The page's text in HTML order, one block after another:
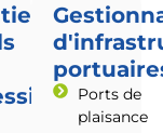
Ports de
plaisance